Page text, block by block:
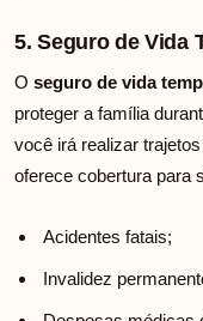
5. Seguro de Vida
O seguro de vida
proteger a família
você irá realizar
oferece cobertura para
Acidentes fatais;
Invalidez